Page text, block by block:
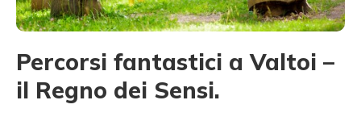
Percorsi fantastici a Valtoi –
il Regno dei Sensi.